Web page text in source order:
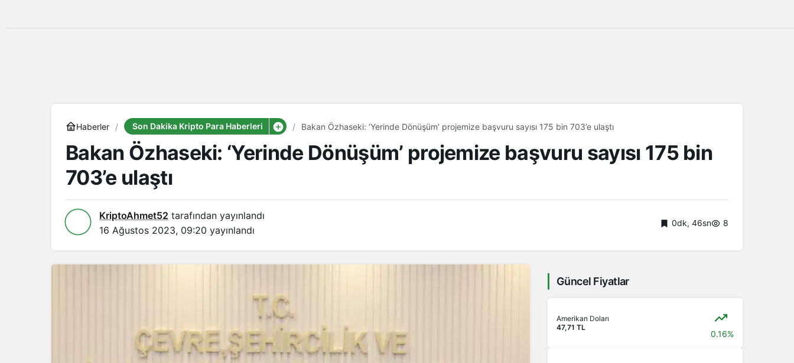
Haberler Son Dakika Kripto Para Haberleri Bakan Özhaseki: ‘Yerinde Dönüşüm’ projemize başvuru sayısı 175 bin 703’e ulaştı
Bakan Özhaseki: ‘Yerinde Dönüşüm’ projemize başvuru sayısı 175 bin
703’e ulaştı
KriptoAhmet52 tarafından yayınlandı
16 Ağustos 2023, 09:20 yayınlandı
0dk, 46sn 8
Güncel Fiyatlar
Amerikan Doları
47,71 TL
0.16%